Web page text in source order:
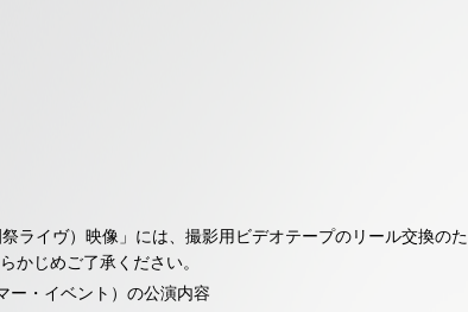
ライヴ）映像」には、撮影用ビデオテープのリール交換のた
かじめご了承ください。
・イベント）の公演内容